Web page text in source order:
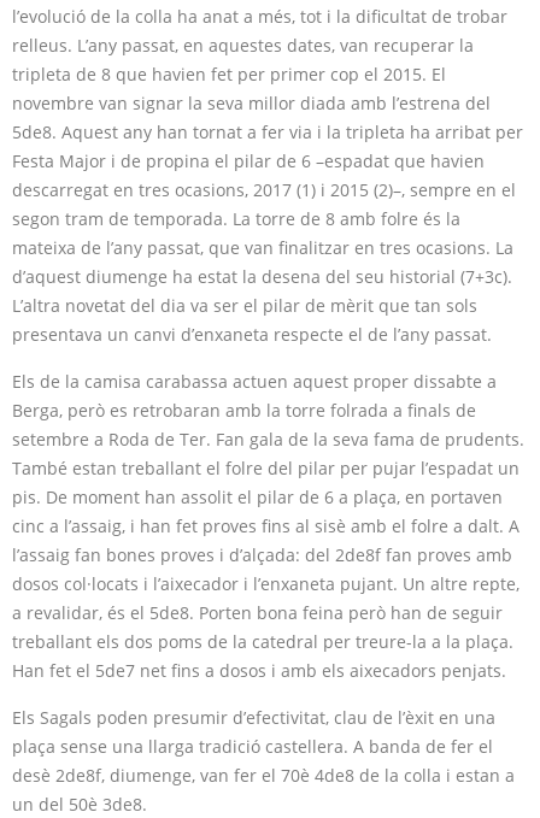
l’evolució de la colla ha anat a més, tot i la dificultat de trobar
relleus. L’any passat, en aquestes dates, van recuperar la
tripleta de 8 que havien fet per primer cop el 2015. El
novembre van signar la seva millor diada amb l’estrena del
5de8. Aquest any han tornat a fer via i la tripleta ha arribat per
Festa Major i de propina el pilar de 6 –espadat que havien
descarregat en tres ocasions, 2017 (1) i 2015 (2)–, sempre en el
segon tram de temporada. La torre de 8 amb folre és la
mateixa de l’any passat, que van finalitzar en tres ocasions. La
d’aquest diumenge ha estat la desena del seu historial (7+3c).
L’altra novetat del dia va ser el pilar de mèrit que tan sols
presentava un canvi d’enxaneta respecte el de l’any passat.
Els de la camisa carabassa actuen aquest proper dissabte a
Berga, però es retrobaran amb la torre folrada a finals de
setembre a Roda de Ter. Fan gala de la seva fama de prudents.
També estan treballant el folre del pilar per pujar l’espadat un
pis. De moment han assolit el pilar de 6 a plaça, en portaven
cinc a l’assaig, i han fet proves fins al sisè amb el folre a dalt. A
l’assaig fan bones proves i d’alçada: del 2de8f fan proves amb
dosos col·locats i l’aixecador i l’enxaneta pujant. Un altre repte,
a revalidar, és el 5de8. Porten bona feina però han de seguir
treballant els dos poms de la catedral per treure-la a la plaça.
Han fet el 5de7 net fins a dosos i amb els aixecadors penjats.
Els Sagals poden presumir d’efectivitat, clau de l’èxit en una
plaça sense una llarga tradició castellera. A banda de fer el
desè 2de8f, diumenge, van fer el 70è 4de8 de la colla i estan a
un del 50è 3de8.